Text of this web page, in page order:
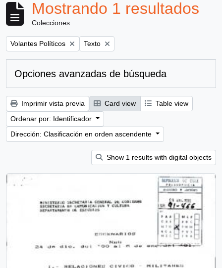
Mostrando 1 resultados
Colecciones
Remove filter:
Volantes Políticos Remove filter:
Texto
Opciones avanzadas de búsqueda
Imprimir vista previa Card view
Table view
Ordenar por: Identificador
Dirección: Clasificación en orden ascendente
Show 1 results with digital objects